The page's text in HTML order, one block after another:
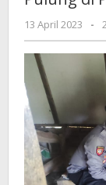
13 April 2023 -